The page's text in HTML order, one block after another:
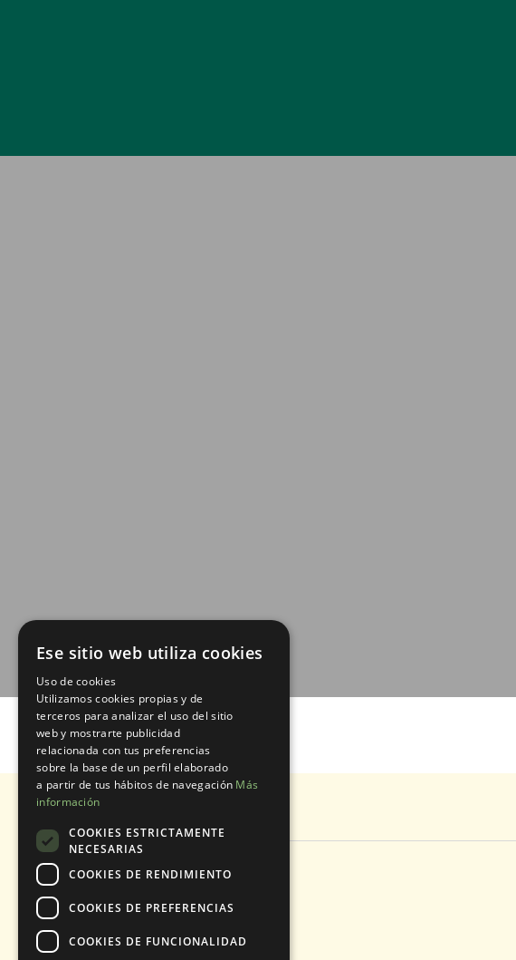
Call Anytime
(+34) 674 80 57 78
Ese sitio web utiliza cookies
Uso de cookies
Utilizamos cookies propias y de
terceros para analizar el uso del sitio
web y mostrarte publicidad
relacionada con tus preferencias
sobre la base de un perfil elaborado
a partir de tus hábitos de navegación Más
información
COOKIES ESTRICTAMENTE
NECESARIAS
COOKIES DE RENDIMIENTO
COOKIES DE PREFERENCIAS
COOKIES DE FUNCIONALIDAD